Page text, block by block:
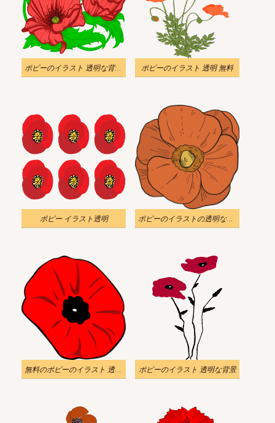
ポピーのイラスト 透明な背景 2 ポピーのイラスト 透明 無料
ポピー イラスト透明 ポピーのイラストの透明な背景をダウンロード
無料のポピーのイラスト 透明な背景 ポピーのイラスト 透明な背景